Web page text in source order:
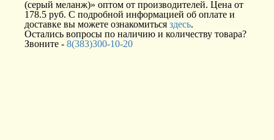
(серый меланж)» оптом от производителей. Цена от
178.5 руб. С подробной информацией об оплате и
доставке вы можете ознакомиться здесь.
Остались вопросы по наличию и количеству товара?
Звоните - 8(383)300-10-20